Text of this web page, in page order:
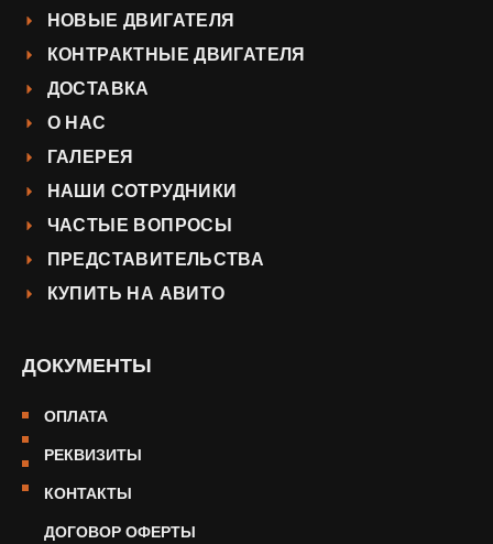
НОВЫЕ ДВИГАТЕЛЯ
КОНТРАКТНЫЕ ДВИГАТЕЛЯ
ДОСТАВКА
О НАС
ГАЛЕРЕЯ
НАШИ СОТРУДНИКИ
ЧАСТЫЕ ВОПРОСЫ
ПРЕДСТАВИТЕЛЬСТВА
КУПИТЬ НА АВИТО
ДОКУМЕНТЫ
ОПЛАТА
РЕКВИЗИТЫ
КОНТАКТЫ
ДОГОВОР ОФЕРТЫ